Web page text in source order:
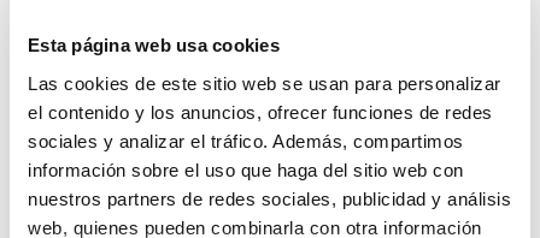
Esta página web usa cookies
Las cookies de este sitio web se usan para personalizar
el contenido y los anuncios, ofrecer funciones de redes
sociales y analizar el tráfico. Además, compartimos
información sobre el uso que haga del sitio web con
nuestros partners de redes sociales, publicidad y análisis
web, quienes pueden combinarla con otra información
DONA AHORA PARA EL DÍA MUNDIAL DE
LA GENEROSIDAD